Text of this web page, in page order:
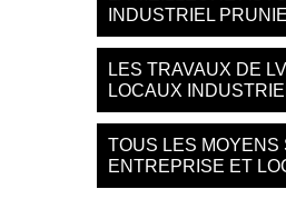
INDUSTRIEL
LES TRAVAUX DE
LOCAUX
TOUS LES
ENTREPRISE ET